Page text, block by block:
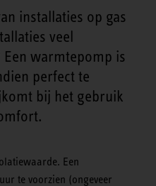
installaties op gas
veel
Een warmtepomp is
perfect te
bij het gebruik
Een
te voorzien (ongeveer